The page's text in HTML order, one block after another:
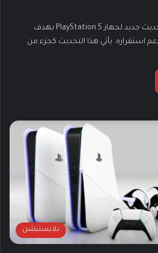
أصدرت سوني اليوم تحديث جديد لجهاز PlayStation 5 بهدف
استقراره. يأتي هذا التحديث كجزء من
بلايستيشن